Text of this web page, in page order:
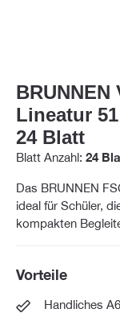
BRUNNEN
Lineatur
24 Blatt
Blatt Anzahl: 24
Das BRUNNEN
ideal für Schüler,
kompakten
Vorteile
Handliches